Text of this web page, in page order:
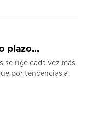
plazo...
se rige cada vez más
por tendencias a